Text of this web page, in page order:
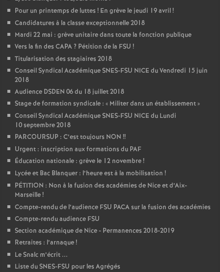
Pour un printemps de luttes ! En grève le jeudi 19 avril!
Candidatures à la classe exceptionnelle 2018
Mardi 22 mai : grève unitaire dans toute la fonction publique
Vers la fin des CAPA? Pétition de la FSU !
Titularisation des stagiaires 2018
Conseil Syndical Académique SNES-FSU NICE du Vendredi 15 juin
2018
Audience DSDEN 06 du 18 juillet 2018
Stage de formation syndicale : « Militer dans un établissement»
Conseil Syndical Académique SNES-FSU NICE du Lundi
10 septembre 2018
PARCOURSUP : C’est toujours NON !!
Urgent : inscription aux formations du PAF
Éducation nationale : grève le 12 novembre!
Lycée et Bac Blanquer : l’heure est à la mobilisation !
PÉTITION : Non à la fusion des académies de Nice et d’Aix-
Marseille!
Compte-rendu de l’audience FSU PACA sur la fusion des académies
Compte-rendu audience FSU
Section académique de Nice - Permanences 2018-2019
Retraites : l’arnaque!
Le Snalc m’écrit ...
Liste du SNES-FSU pour les Agrégés